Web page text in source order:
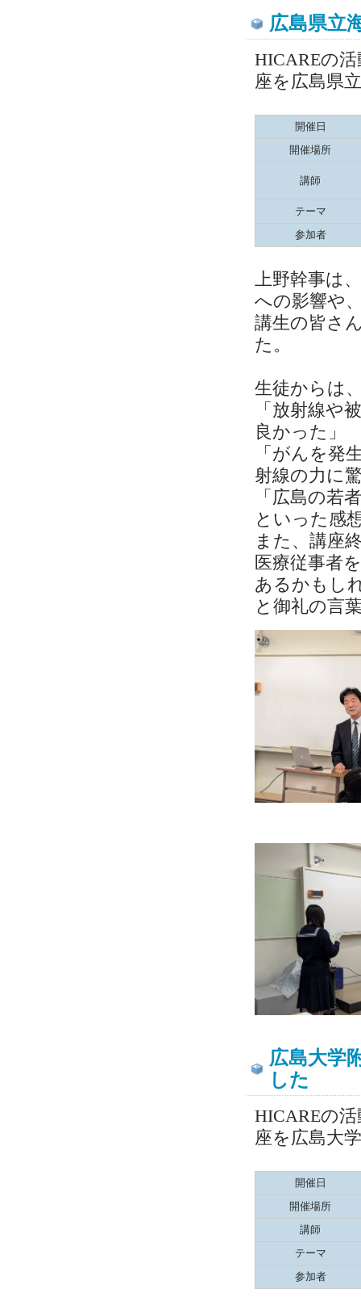
広島県立
HICAREの
座を広島県
開催日
開催場所
講師
テーマ
参加者
上野幹事は
への影響や
講生の皆さ
た。
生徒からは
「放射線や
良かった」
「がんを発
射線の力に
「広島の若
といった感
また、講座
医療従事者
あるかもし
と御礼の言
広島大学
した
HICAREの
座を広島大
開催日
開催場所
講師
テーマ
参加者